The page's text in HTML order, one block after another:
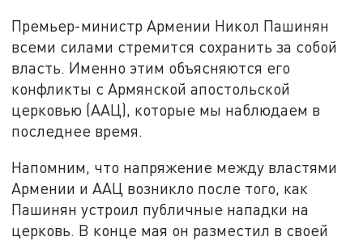
Премьер-министр Армении Никол Пашинян
всеми силами стремится сохранить за собой
власть. Именно этим объясняются его
конфликты с Армянской апостольской
церковью (ААЦ), которые мы наблюдаем в
последнее время.
Напомним, что напряжение между властями
Армении и ААЦ возникло после того, как
Пашинян устроил публичные нападки на
церковь. В конце мая он разместил в своей